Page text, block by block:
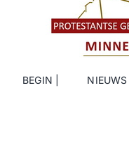
BEGIN | NIEUWS |